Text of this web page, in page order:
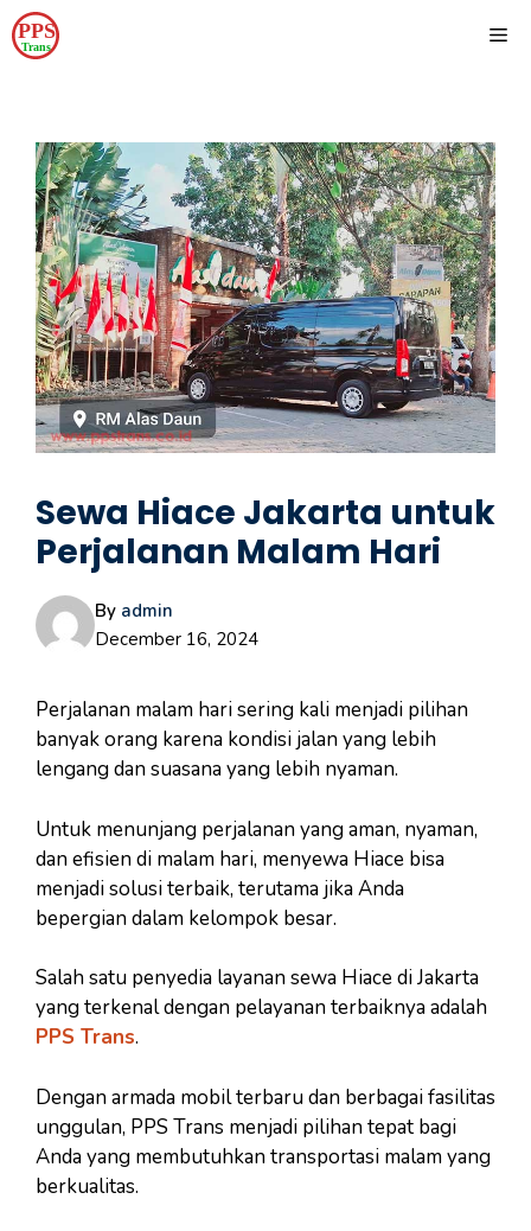
Skip
to
Sewa Hiace Jakarta untuk
Perjalanan Malam Hari
By admin
December 16, 2024
Perjalanan malam hari sering kali menjadi pilihan
banyak orang karena kondisi jalan yang lebih
lengang dan suasana yang lebih nyaman.
Untuk menunjang perjalanan yang aman, nyaman,
dan efisien di malam hari, menyewa Hiace bisa
menjadi solusi terbaik, terutama jika Anda
bepergian dalam kelompok besar.
Salah satu penyedia layanan sewa Hiace di Jakarta
yang terkenal dengan pelayanan terbaiknya adalah
PPS Trans.
Dengan armada mobil terbaru dan berbagai fasilitas
unggulan, PPS Trans menjadi pilihan tepat bagi
Anda yang membutuhkan transportasi malam yang
berkualitas.